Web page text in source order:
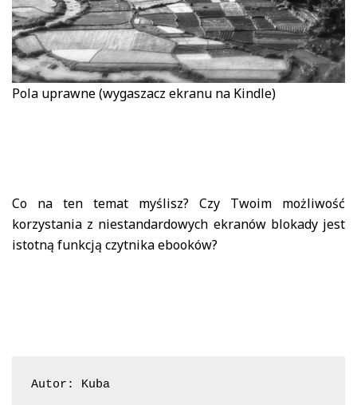
Pola uprawne (wygaszacz ekranu na Kindle)
Co na ten temat myślisz? Czy Twoim możliwość
korzystania z niestandardowych ekranów blokady jest
istotną funkcją czytnika ebooków?
Autor: Kuba